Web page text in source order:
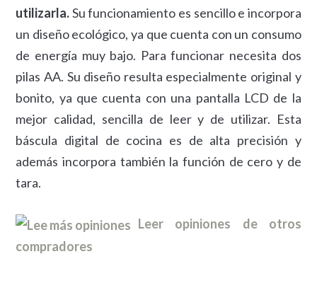
utilizarla.Su funcionamiento es sencillo e incorpora
un diseño ecológico, ya que cuenta con un consumo
de energía muy bajo. Para funcionar necesita dos
pilas AA. Su diseño resulta especialmente original y
bonito, ya que cuenta con una pantalla LCD de la
mejor calidad, sencilla de leer y de utilizar. Esta
báscula digital de cocina es de alta precisión y
además incorpora también la función de cero y de
tara.
Leer opiniones de otros
compradores